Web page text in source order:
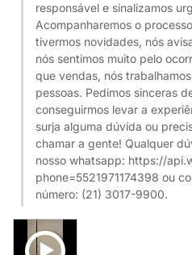
responsável e sinalizamos
Acompanharemos o
tivermos novidades, nós
nós sentimos muito pelo
que vendas, nós
pessoas. Pedimos sinceras
conseguirmos levar a
surja alguma dúvida ou
chamar a gente! Qualquer
nosso whatsapp: https://
phone=5521971174398 ou
número: (21) 3017-9900.